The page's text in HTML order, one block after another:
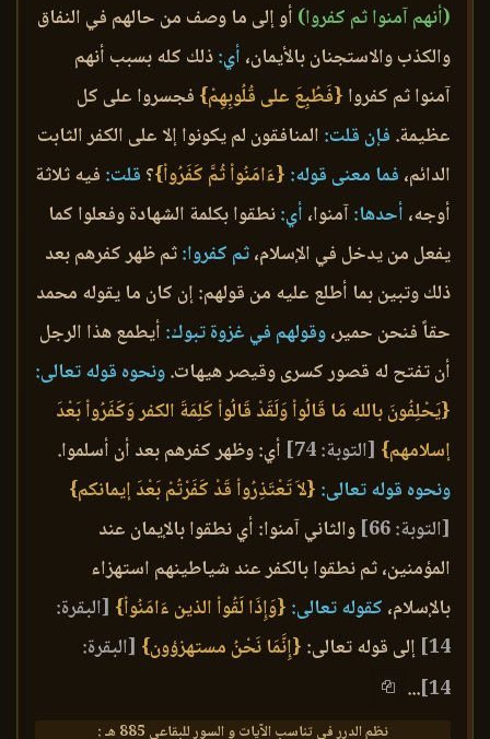
(أنهم آمنوا ثم كفروا) أو إلى ما وصف من حالهم في النفاق
والكذب والاستجنان بالأيمان، أي:ذلك كله بسبب أنهم
آمنوا ثم كفروا {فَطُبِعَ على قُلُوبِهِمْ} فجسروا على كل
عظيمة. فإن قلت: المنافقون لم يكونوا إلا على الكفر الثابت
الدائم، فما معنى قوله: {ءَامَنُواْ ثُمَّ كَفَرُواْ}؟ قلت: فيه ثلاثة
أوجه، أحدها:آمنوا، أي:نطقوا بكلمة الشهادة وفعلوا كما
يفعل من يدخل في الإسلام،ثم كفروا:ثم ظهر كفرهم بعد
ذلك وتبين بما أطلع عليه من قولهم: إن كان ما يقوله محمد
حقاً فنحن حمير،وقولهم في غزوة تبوك: أيطمع هذا الرجل
أن تفتح له قصور كسرى وقيصر هيهات.ونحوه قوله تعالى:
{يَحْلِفُونَ بالله مَا قَالُواْ وَلَقَدْ قَالُواْ كَلِمَةَ الكفر وَكَفَرُواْ بَعْدَ
إسلامهم} [التوبة: 74]
أي: وظهر كفرهم بعد أن أسلموا.
ونحوه قوله تعالى: {لاَ تَعْتَذِرُواْ قَدْ كَفَرْتُمْ بَعْدَ إيمانكم}
[التوبة: 66]
والثاني آمنوا: أي نطقوا بالإيمان عند
المؤمنين، ثم نطقوا بالكفر عند شياطينهم استهزاء
بالإسلام، كقوله تعالى: {وَإِذَا لَقُواْ الذين ءَامَنُواْ} [البقرة:
14] إلى قوله تعالى: {إِنَّمَا نَحْنُ مستهزؤون} [البقرة:
14]
...
نظم الدرر في تناسب الآيات و السور للبقاعي 885 هـ :